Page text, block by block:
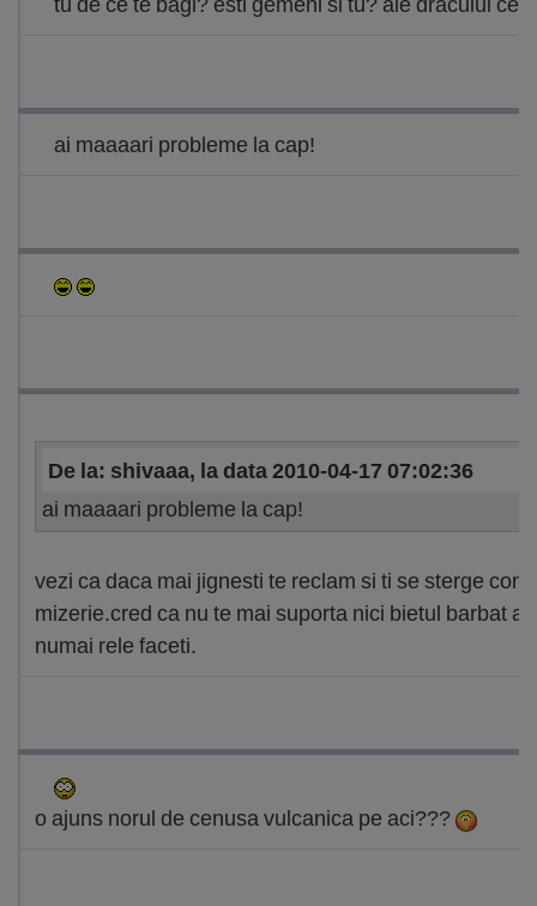
ai maaaari probleme la cap!
De la: shivaaa, la data 2010-04-17 07:02:36
ai maaaari probleme la cap!
vezi ca daca mai jignesti te reclam si ti se sterge
mizerie.cred ca nu te mai suporta nici bietul barbat
numai rele faceti.
o ajuns norul de cenusa vulcanica pe aci???